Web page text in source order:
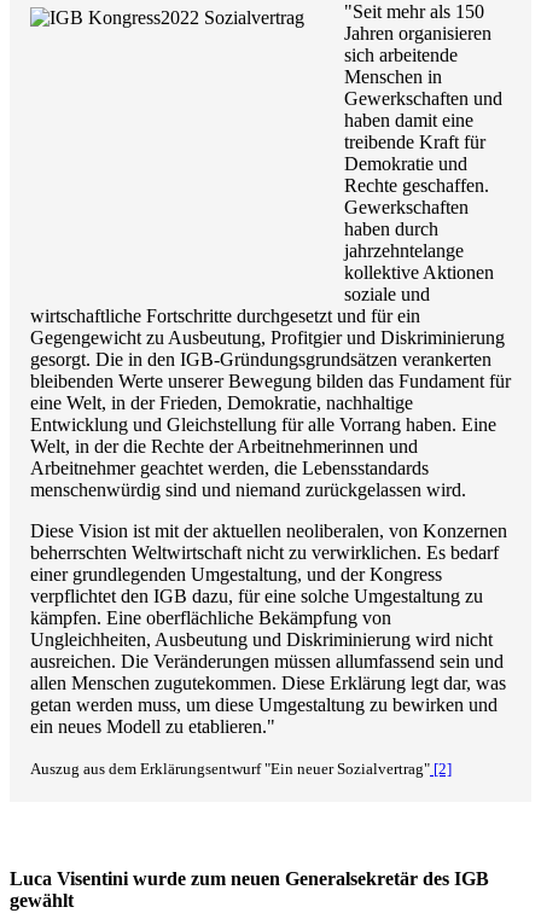
"Seit mehr als 150
Jahren organisieren
sich arbeitende
Menschen in
Gewerkschaften und
haben damit eine
treibende Kraft für
Demokratie und
Rechte geschaffen.
Gewerkschaften
haben durch
jahrzehntelange
kollektive Aktionen
soziale und
wirtschaftliche Fortschritte durchgesetzt und für ein
Gegengewicht zu Ausbeutung, Profitgier und Diskriminierung
gesorgt. Die in den IGB-Gründungsgrundsätzen verankerten
bleibenden Werte unserer Bewegung bilden das Fundament für
eine Welt, in der Frieden, Demokratie, nachhaltige
Entwicklung und Gleichstellung für alle Vorrang haben. Eine
Welt, in der die Rechte der Arbeitnehmerinnen und
Arbeitnehmer geachtet werden, die Lebensstandards
menschenwürdig sind und niemand zurückgelassen wird.
Diese Vision ist mit der aktuellen neoliberalen, von Konzernen
beherrschten Weltwirtschaft nicht zu verwirklichen. Es bedarf
einer grundlegenden Umgestaltung, und der Kongress
verpflichtet den IGB dazu, für eine solche Umgestaltung zu
kämpfen. Eine oberflächliche Bekämpfung von
Ungleichheiten, Ausbeutung und Diskriminierung wird nicht
ausreichen. Die Veränderungen müssen allumfassend sein und
allen Menschen zugutekommen. Diese Erklärung legt dar, was
getan werden muss, um diese Umgestaltung zu bewirken und
ein neues Modell zu etablieren."
Auszug aus dem Erklärungsentwurf "Ein neuer Sozialvertrag" [2]
Luca Visentini wurde zum neuen Generalsekretär des IGB
gewählt